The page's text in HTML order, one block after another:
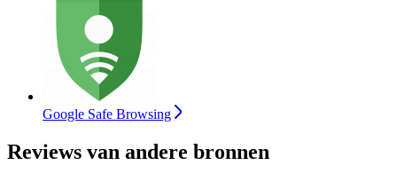
Google Safe Browsing
Reviews van andere bronnen